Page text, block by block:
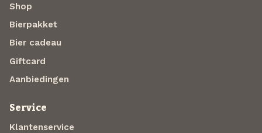
Shop
Bierpakket
Bier cadeau
Giftcard
Aanbiedingen
Service
Klantenservice